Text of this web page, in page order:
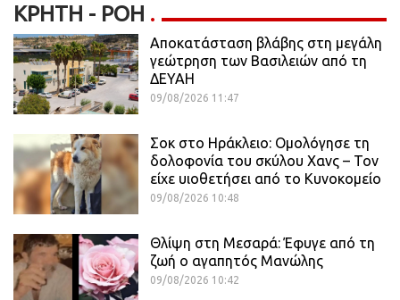
ΚΡΉΤΗ - ΡΟΗ
Αποκατάσταση βλάβης στη μεγάλη
γεώτρηση των Βασιλειών από τη
ΔΕΥΑΗ
09/08/2026 11:47
Σοκ στο Ηράκλειο: Ομολόγησε τη
δολοφονία του σκύλου Χανς – Τον
είχε υιοθετήσει από το Κυνοκομείο
09/08/2026 10:48
Θλίψη στη Μεσαρά: Έφυγε από τη
ζωή ο αγαπητός Μανώλης
09/08/2026 10:42